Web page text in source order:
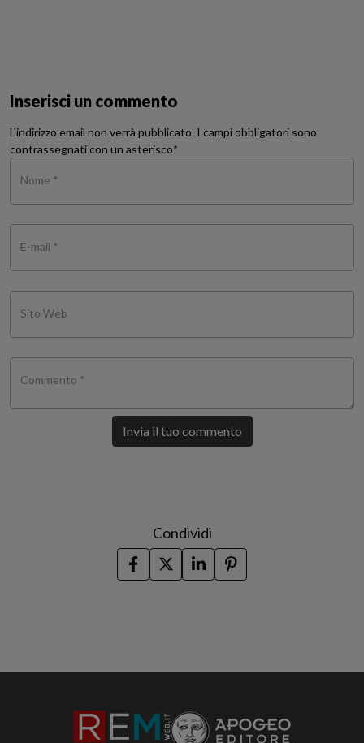
Inserisci un commento
L'indirizzo email non verrà pubblicato. I campi obbligatori sono
contrassegnati con un asterisco*
Nome *
E-mail *
Sito Web
Commento *
Invia il tuo commento
Condividi